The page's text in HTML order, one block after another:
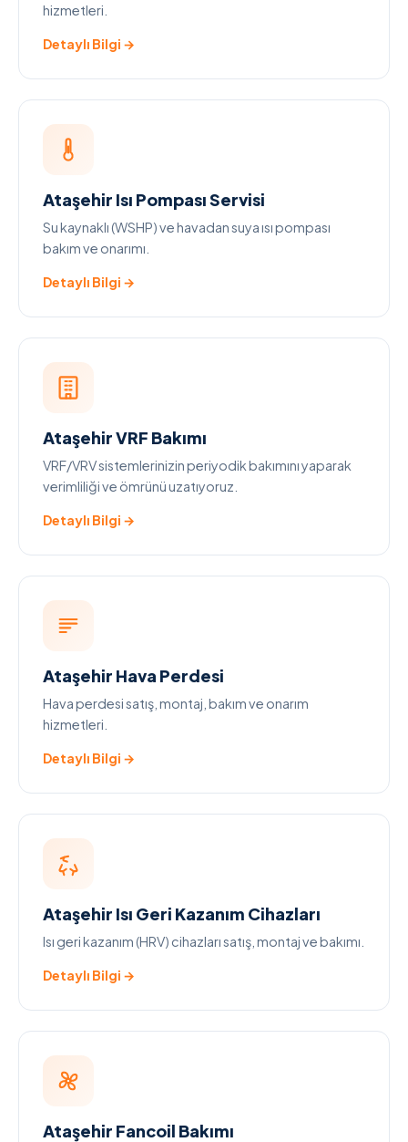
hizmetleri.
Detaylı Bilgi →
Ataşehir Isı Pompası Servisi
Su kaynaklı (WSHP) ve havadan suya ısı pompası
bakım ve onarımı.
Detaylı Bilgi →
Ataşehir VRF Bakımı
VRF/VRV sistemlerinizin periyodik bakımını yaparak
verimliliği ve ömrünü uzatıyoruz.
Detaylı Bilgi →
Ataşehir Hava Perdesi
Hava perdesi satış, montaj, bakım ve onarım
hizmetleri.
Detaylı Bilgi →
Ataşehir Isı Geri Kazanım Cihazları
Isı geri kazanım (HRV) cihazları satış, montaj ve bakımı.
Detaylı Bilgi →
Ataşehir Fancoil Bakımı